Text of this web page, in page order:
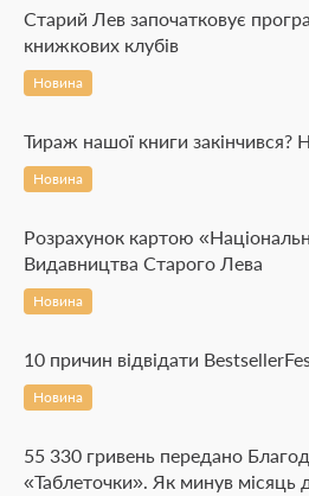
Старий Лев започатковує
книжкових клубів
Новина
Тираж нашої книги закінчився?
Новина
Розрахунок картою
Видавництва Старого Лева
Новина
10 причин відвідати
Новина
55 330 гривень передано
«Таблеточки». Як минув місяць